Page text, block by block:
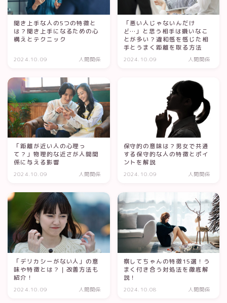
聞き上手な人の5つの特徴と
は？聞き上手になるための心
構えとテクニック
2024.10.09 人間関係
「悪い人じゃないんだけ
ど…」と思う相手は嫌いなこ
とが多い？違和感を感じた相
手とうまく距離を取る方法
2024.10.09 人間関係
「距離が近い人の心理っ
て？」物理的な近さが人間関
係に与える影響
2024.10.09 人間関係
保守的の意味は？男女で共通
する保守的な人の特徴とポイ
ントを解説
2024.10.09 人間関係
「デリカシーがない人」の意
味や特徴とは？｜改善方法も
紹介！
2024.10.09 人間関係
察してちゃんの特徴15選！う
まく付き合う対処法を徹底解
説！
2024.10.08 人間関係